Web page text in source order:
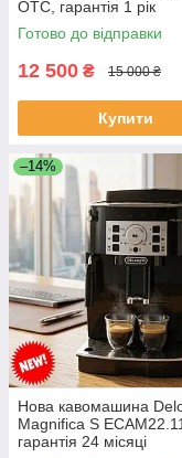
OTC, гарантія 1 рік
Готово до відправки
12 500 ₴ 15 000 ₴
Купити
–14%
Нова кавомашина
Magnifica S
гарантія 24 місяці